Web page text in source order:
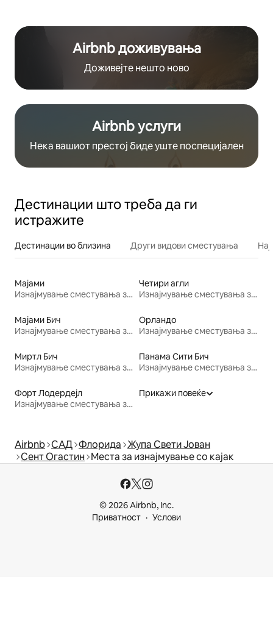
Airbnb доживувања
Доживејте нешто ново
Airbnb услуги
Нека вашиот престој биде уште поспецијален
Дестинации што треба да ги
истражите
Дестинации во близина Други видови сместувања
Мајами
Изнајмување сместувања за одмор
Четири агли
Изнајмување сместувања за одмор
Мајами Бич
Изнајмување сместувања за одмор
Орландо
Изнајмување сместувања за одмор
Миртл Бич
Изнајмување сместувања за одмор
Панама Сити Бич
Изнајмување сместувања за одмор
Форт Лодердејл
Изнајмување сместувања за одмор
Прикажи повеќе
Airbnb САД Флорида Жупа Свети Јован
Сент Огастин Места за изнајмување со кајак
© 2026 Airbnb, Inc.
Приватност
Услови